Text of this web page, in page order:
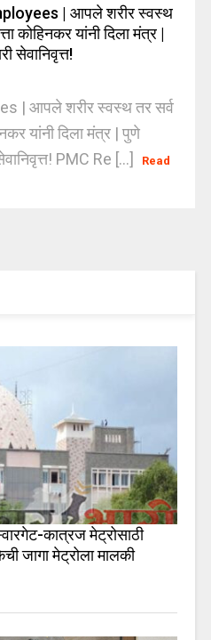
| आपले शरीर स्वस्थ
कोहिनकर यांनी दिला मंत्र |
सेवानिवृत्त!
| आपले शरीर स्वस्थ तर सर्व
यांनी दिला मंत्र | पुणे
PMC Re [...]
Read
कात्रज मेट्रोसाठी
जागा मेट्रोला मालकी